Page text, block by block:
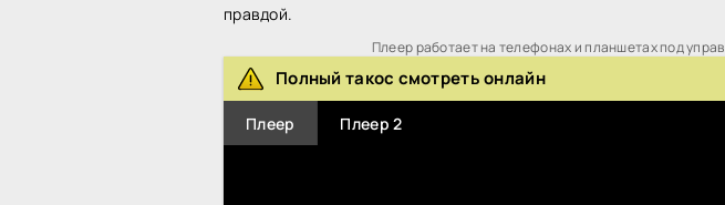
правдой.
Плеер работает на телефонах и планшетах под
Полный такос смотреть онлайн
Плеер Плеер 2